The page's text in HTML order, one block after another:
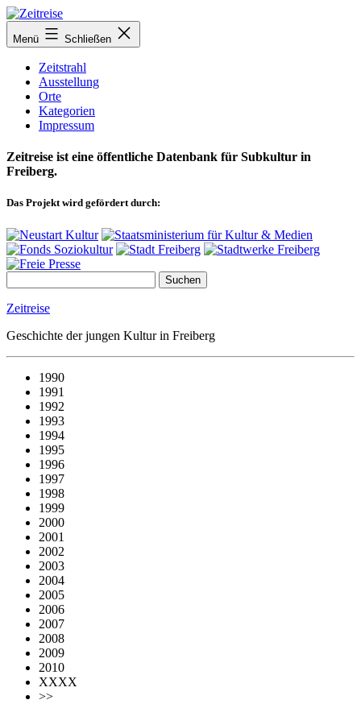
Zum
Inhalt
springen
Menü Schließen
Zeitstrahl
Ausstellung
Orte
Kategorien
Impressum
Zeitreise ist eine öffentliche Datenbank für Subkultur in
Freiberg.
Das Projekt wird gefördert durch:
Zeitreise
Geschichte der jungen Kultur in Freiberg
1990
1991
1992
1993
1994
1995
1996
1997
1998
1999
2000
2001
2002
2003
2004
2005
2006
2007
2008
2009
2010
XXXX
>>